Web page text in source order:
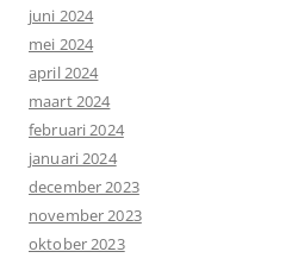
juni 2024
mei 2024
april 2024
maart 2024
februari 2024
januari 2024
december 2023
november 2023
oktober 2023